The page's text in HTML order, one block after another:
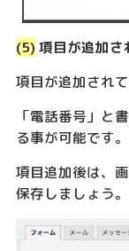
(5) 項目が追加さ
項目が追加されて
「電話番号」と
る事が可能です。
項目追加後は、
保存しましょう。